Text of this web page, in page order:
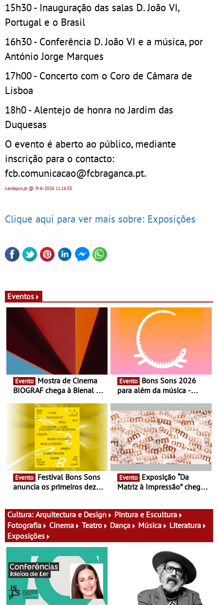
15h30 - Inauguração das salas D. João VI,
Portugal e o Brasil
16h30 - Conferência D. João VI e a música, por
António Jorge Marques
17h00 - Concerto com o Coro de Câmara de
Lisboa
18h0 - Alentejo de honra no Jardim das
Duquesas
O evento é aberto ao público, mediante
inscrição para o contacto:
fcb.comunicacao@fcbraganca.pt.
cardapio.pt@ 9-6-2026 11:16:55
Clique aqui para ver mais sobre: Exposições
Eventos
Evento
BIOGRAF chega à Bienal de
Documentário, ensaio
fílmico e práticas artísticas
Evento
para além da música -
percursos, oficinas,
atividades para toda a
família e muito mais
Evento
anuncia os primeiros dez
Evento
Matriz à Impressão” chega
nova exposição do Museu
do Oriente prova-o
Cultura: Arquitectura e Design
Pintura e Escultura
Fotografia
Cinema Teatro Dança Música
Literatura
Exposições